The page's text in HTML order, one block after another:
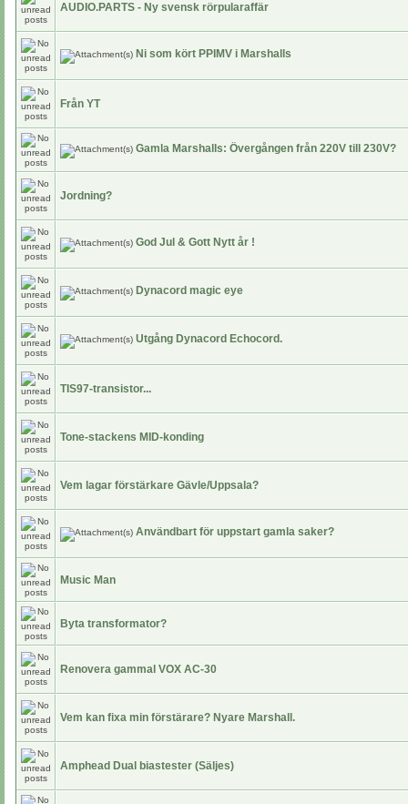
AUDIO.PARTS - Ny svensk rörpularaffär
Ni som kört PPIMV i Marshalls
Från YT
Gamla Marshalls: Övergången från 220V till 230V?
Jordning?
God Jul & Gott Nytt år !
Dynacord magic eye
Utgång Dynacord Echocord.
TIS97-transistor...
Tone-stackens MID-konding
Vem lagar förstärkare Gävle/Uppsala?
Användbart för uppstart gamla saker?
Music Man
Byta transformator?
Renovera gammal VOX AC-30
Vem kan fixa min förstärare? Nyare Marshall.
Amphead Dual biastester (Säljes)